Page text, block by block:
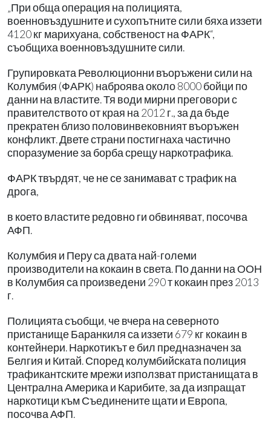
„При обща операция на полицията,
военновъздушните и сухопътните сили бяха иззети
4120 кг марихуана, собственост на ФАРК“,
съобщиха военновъздушните сили.
Групировката Революционни въоръжени сили на
Колумбия (ФАРК) наброява около 8000 бойци по
данни на властите. Тя води мирни преговори с
правителството от края на 2012 г., за да бъде
прекратен близо половинвековният въоръжен
конфликт. Двете страни постигнаха частично
споразумение за борба срещу наркотрафика.
ФАРК твърдят, че не се занимават с трафик на
дрога,
в което властите редовно ги обвиняват, посочва
АФП.
Колумбия и Перу са двата най-големи
производители на кокаин в света. По данни на ООН
в Колумбия са произведени 290 т кокаин през 2013
г.
Полицията съобщи, че вчера на северното
пристанище Баранкиля са иззети 679 кг кокаин в
контейнери. Наркотикът е бил предназначен за
Белгия и Китай. Според колумбийската полиция
трафикантските мрежи използват пристанищата в
Централна Америка и Карибите, за да изпращат
наркотици към Съединените щати и Европа,
посочва АФП.